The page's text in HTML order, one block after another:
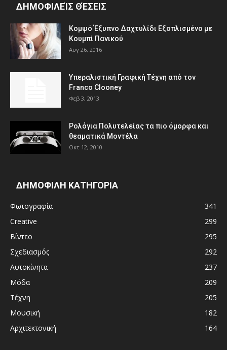
ΔΗΜΟΦΙΛΕΊΣ ΘΈΣΕΙΣ
Κομψό Έξυπνο Δαχτυλίδι Εξοπλισμένο με
Κουμπί Πανικού
Αυγ 26, 2016
Υπεραλιστική Γραφική Τέχνη από τον
Franco Clooney
Φεβ 3, 2013
Ρολόγια Πολυτελείας τα πιο όμορφα και
θεαματικά Μοντέλα
Οκτ 12, 2010
ΔΗΜΟΦΙΛΗ ΚΑΤΗΓΟΡΙΑ
Φωτογραφία
341
Creative
299
Βίντεο
295
Σχεδιασμός
292
Αυτοκίνητα
237
Μόδα
209
Τέχνη
205
Μουσική
182
Αρχιτεκτονική
164